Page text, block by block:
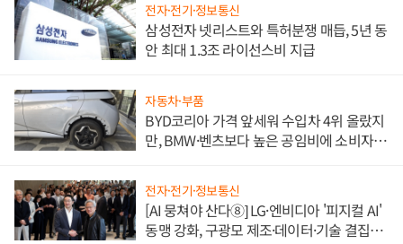
전자·전기·정보통신
삼성전자 넷리스트와 특허분쟁 매듭, 5년 동
안 최대 1.3조 라이선스비 지급
자동차·부품
BYD코리아 가격 앞세워 수입차 4위 올랐지
만, BMW·벤츠보다 높은 공임비에 소비자
전자·전기·정보통신
[AI 뭉쳐야 산다⑧] LG·엔비디아 '피지컬 AI'
동맹 강화, 구광모 제조·데이터·기술 결집